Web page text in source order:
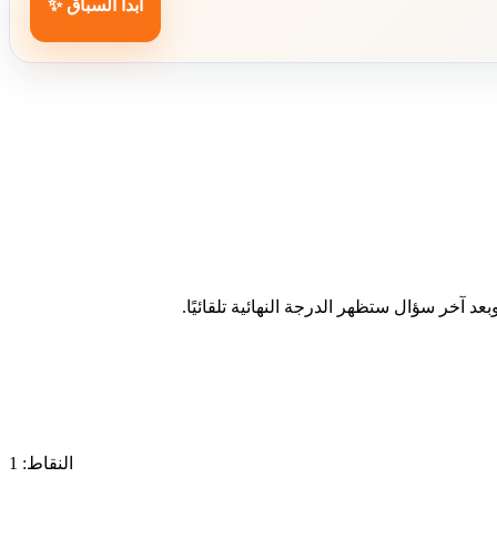
ابدأ السباق ✨
آخر سؤال ستظهر الدرجة النهائية تلقائيًا.
النقاط: 1